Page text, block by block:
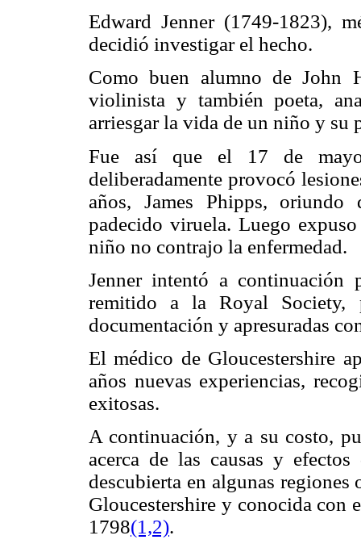
Edward Jenner (1749-1823),
decidió investigar el hecho.
Como buen alumno de John
violinista y también poeta,
arriesgar la vida de un niño y su
Fue así que el 17 de
deliberadamente provocó
años, James Phipps,
padecido viruela. Luego
niño no contrajo la enfermedad.
Jenner intentó a continuación
remitido a la Royal Society,
documentación y apresuradas
El médico de Gloucestershire
años nuevas experiencias,
exitosas.
A continuación, y a su costo,
acerca de las causas y
descubierta en algunas
Gloucestershire y conocida con
1798(1,2).